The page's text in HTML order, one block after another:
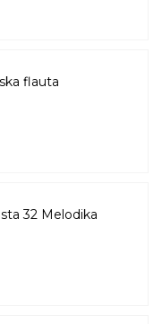
flauta
32 Melodika